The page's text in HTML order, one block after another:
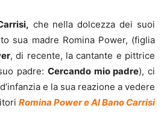
che nella dolcezza dei suoi
sua madre Romina Power, (figlia
, di recente, la cantante e pittrice
padre: Cercando mio padre), ci
e la sua reazione a vedere
Romina Power e Al Bano Carrisi